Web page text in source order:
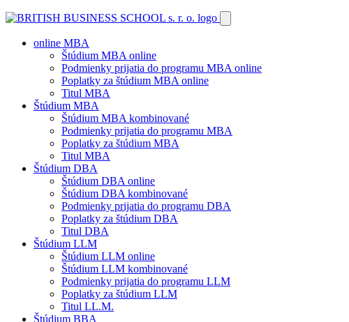
online MBA
Štúdium MBA online
Podmienky prijatia do programu MBA online
Poplatky za štúdium MBA online
Titul MBA
Štúdium MBA
Štúdium MBA kombinované
Podmienky prijatia do programu MBA
Poplatky za štúdium MBA
Titul MBA
Štúdium DBA
Štúdium DBA online
Štúdium DBA kombinované
Podmienky prijatia do programu DBA
Poplatky za štúdium DBA
Titul DBA
Štúdium LLM
Štúdium LLM online
Štúdium LLM kombinované
Podmienky prijatia do programu LLM
Poplatky za štúdium LLM
Titul LL.M.
Štúdium BBA